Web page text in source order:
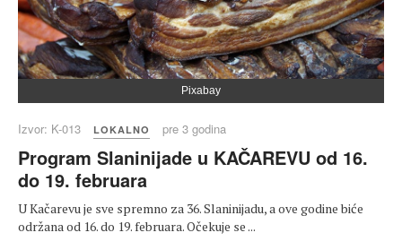
Pixabay
Izvor: K-013 LOKALNO pre 3 godina
Program Slaninijade u KAČAREVU od 16.
do 19. februara
U Kačarevu je sve spremno za 36. Slaninijadu, a ove godine biće
održana od 16. do 19. februara. Očekuje se ...